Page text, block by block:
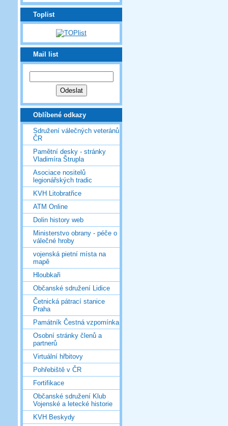
Toplist
Mail list
Oblíbené odkazy
Sdružení válečných veteránů
ČR
Pamětní desky - stránky
Vladimíra Štrupla
Asociace nositelů
legionářských tradic
KVH Litobratřice
ATM Online
Dolin history web
Ministerstvo obrany - péče o
válečné hroby
vojenská pietní místa na
mapě
Hloubkaři
Občanské sdružení Lidice
Četnická pátrací stanice
Praha
Památník Čestná vzpomínka
Osobní stránky členů a
partnerů
Virtuální hřbitovy
Pohřebiště v ČR
Fortifikace
Občanské sdružení Klub
Vojenské a letecké historie
KVH Beskydy